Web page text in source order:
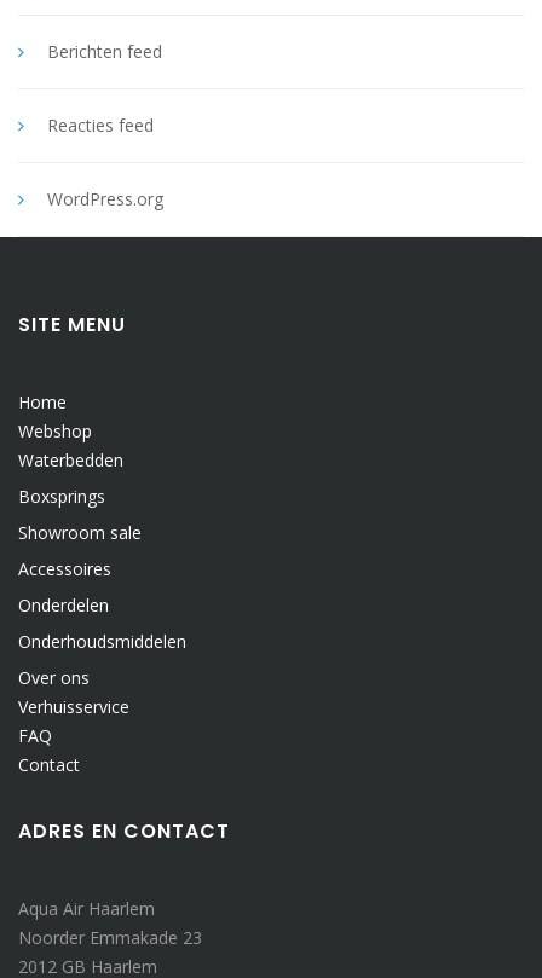
Berichten feed
Reacties feed
WordPress.org
SITE MENU
Home
Webshop
Waterbedden
Boxsprings
Showroom sale
Accessoires
Onderdelen
Onderhoudsmiddelen
Over ons
Verhuisservice
FAQ
Contact
ADRES EN CONTACT
Aqua Air Haarlem
Noorder Emmakade 23
2012 GB Haarlem